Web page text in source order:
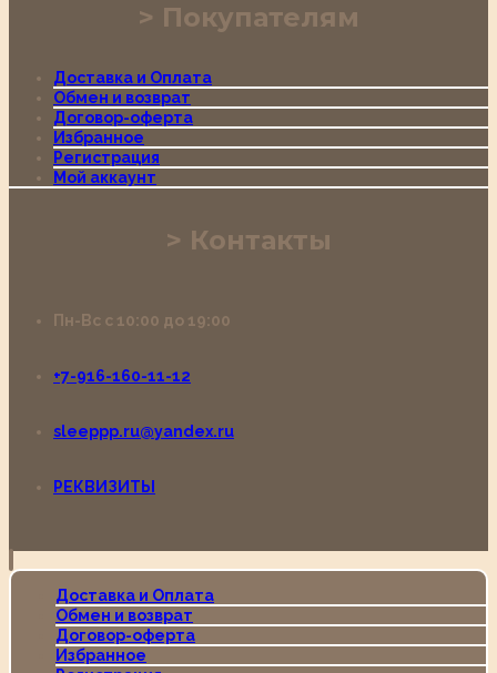
Покупателям
Доставка и Оплата
Обмен и возврат
Договор-оферта
Избранное
Регистрация
Мой аккаунт
Контакты
Пн-Вс с 10:00 до 19:00
+7-916-160-11-12
sleeppp.ru@yandex.ru
РЕКВИЗИТЫ
Доставка и Оплата
Обмен и возврат
Договор-оферта
Избранное